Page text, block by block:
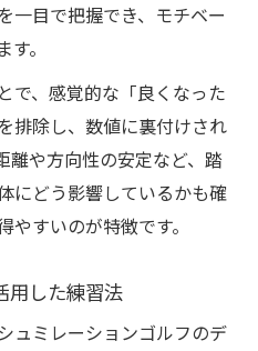
一目で把握でき、モチベー
。
で、感覚的な「良くなった
排除し、数値に裏付けされ
離や方向性の安定など、踏
にどう影響しているかも確
すいのが特徴です。
用した練習法
ュミレーションゴルフのデ